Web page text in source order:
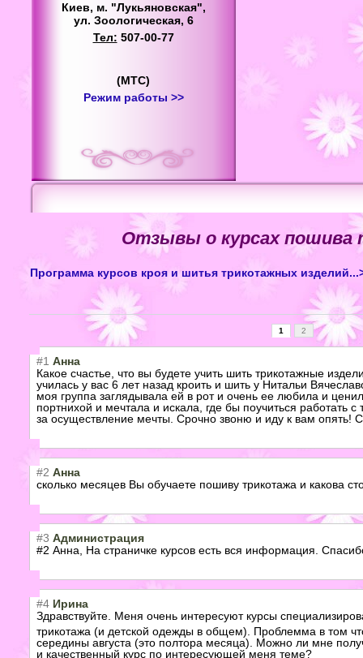
Киев, м. "Лукьяновская",
ул. Зоологическая, 6
Тел: 507-00-77
(МТС)
Режим работы >>
Отзывы о курсах пошива
Программа курсов кроя и шитья трикотажных
1 2
#1 Анна
Какое счастье, что вы будете учить шить трикотажные
училась у вас 6 лет назад кроить и шить у Нитальи
моя группа заглядывала ей в рот и очень ее любила и
портнихой и мечтала и искала, где бы поучиться работать
за осуществление мечты. Срочно звоню и иду к вам опять!
#2 Анна
сколько месяцев Вы обучаете пошиву трикотажа и какова
#3 Администрация
#2 Анна, На страничке курсов есть вся информация.
#4 Ирина
Здравствуйте. Меня очень интересуют курсы
трикотажа (и детской одежды в общем). Проблемма в том
середины августа (это полтора месяца). Можно ли мне
и качественный курс по интересующей меня теме?